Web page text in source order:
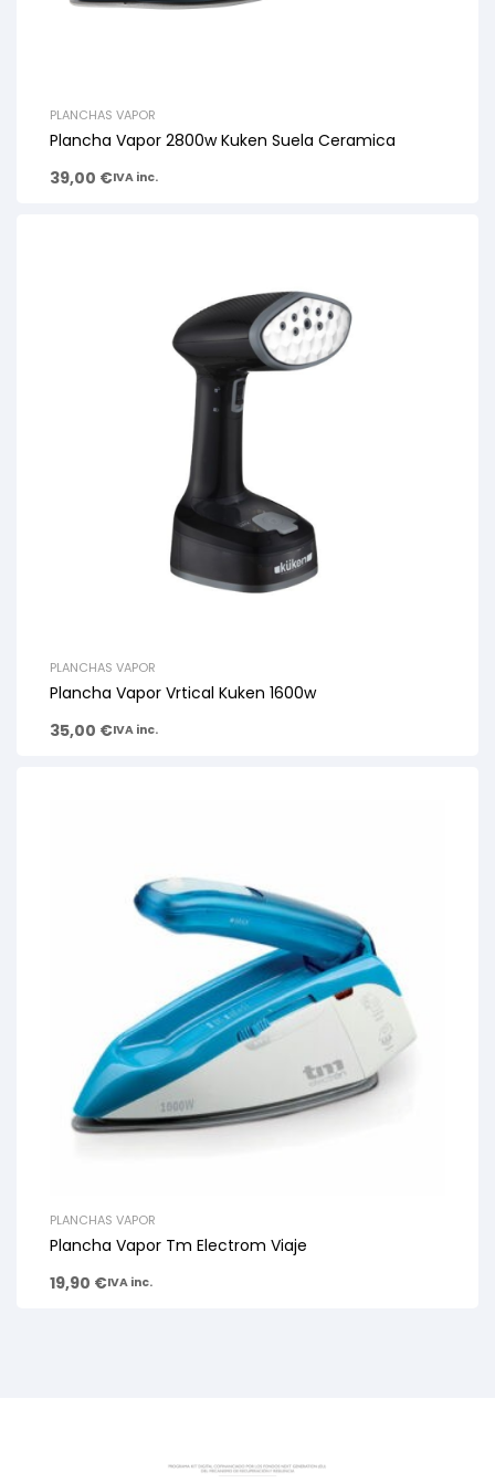
PLANCHAS VAPOR
Plancha Vapor 2800w Kuken Suela Ceramica
39,00 €IVA inc.
PLANCHAS VAPOR
Plancha Vapor Vrtical Kuken 1600w
35,00 €IVA inc.
PLANCHAS VAPOR
Plancha Vapor Tm Electrom Viaje
19,90 €IVA inc.